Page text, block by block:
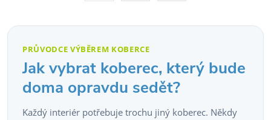
aá
PRŮVODCE VÝBĚREM KOBERCE
Jak vybrat koberec, který bude
doma opravdu sedět?
Každý interiér potřebuje trochu jiný koberec. Někdy